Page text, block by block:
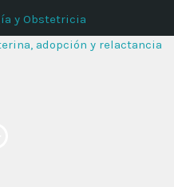
y Obstetricia